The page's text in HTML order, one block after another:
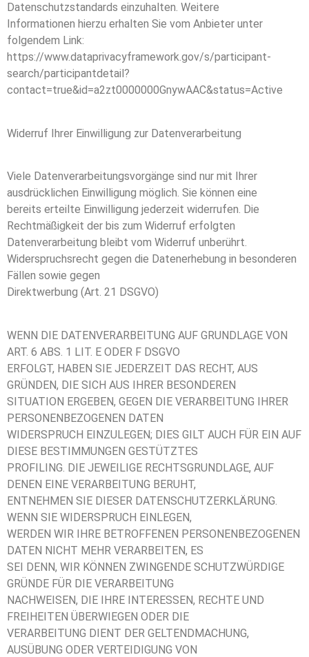
Datenschutzstandards einzuhalten. Weitere
Informationen hierzu erhalten Sie vom Anbieter unter
folgendem Link:
https://www.dataprivacyframework.gov/s/participant-
search/participantdetail?
contact=true&id=a2zt0000000GnywAAC&status=Active
Widerruf Ihrer Einwilligung zur Datenverarbeitung
Viele Datenverarbeitungsvorgänge sind nur mit Ihrer
ausdrücklichen Einwilligung möglich. Sie können eine
bereits erteilte Einwilligung jederzeit widerrufen. Die
Rechtmäßigkeit der bis zum Widerruf erfolgten
Datenverarbeitung bleibt vom Widerruf unberührt.
Widerspruchsrecht gegen die Datenerhebung in besonderen
Fällen sowie gegen
Direktwerbung (Art. 21 DSGVO)
WENN DIE DATENVERARBEITUNG AUF GRUNDLAGE VON
ART. 6 ABS. 1 LIT. E ODER F DSGVO
ERFOLGT, HABEN SIE JEDERZEIT DAS RECHT, AUS
GRÜNDEN, DIE SICH AUS IHRER BESONDEREN
SITUATION ERGEBEN, GEGEN DIE VERARBEITUNG IHRER
PERSONENBEZOGENEN DATEN
WIDERSPRUCH EINZULEGEN; DIES GILT AUCH FÜR EIN AUF
DIESE BESTIMMUNGEN GESTÜTZTES
PROFILING. DIE JEWEILIGE RECHTSGRUNDLAGE, AUF
DENEN EINE VERARBEITUNG BERUHT,
ENTNEHMEN SIE DIESER DATENSCHUTZERKLÄRUNG.
WENN SIE WIDERSPRUCH EINLEGEN,
WERDEN WIR IHRE BETROFFENEN PERSONENBEZOGENEN
DATEN NICHT MEHR VERARBEITEN, ES
SEI DENN, WIR KÖNNEN ZWINGENDE SCHUTZWÜRDIGE
GRÜNDE FÜR DIE VERARBEITUNG
NACHWEISEN, DIE IHRE INTERESSEN, RECHTE UND
FREIHEITEN ÜBERWIEGEN ODER DIE
VERARBEITUNG DIENT DER GELTENDMACHUNG,
AUSÜBUNG ODER VERTEIDIGUNG VON